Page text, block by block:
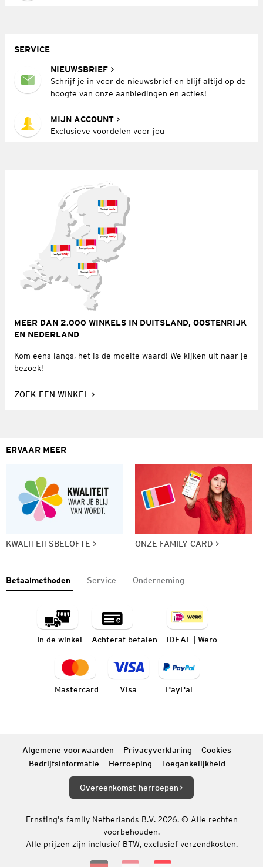
SERVICE
NIEUWSBRIEF
Schrijf je in voor de nieuwsbrief en blijf altijd op de
hoogte van onze aanbiedingen en acties!
MIJN ACCOUNT
Exclusieve voordelen voor jou
MEER DAN 2.000 WINKELS IN DUITSLAND, OOSTENRIJK
EN NEDERLAND
Kom eens langs, het is de moeite waard! We kijken uit naar je
bezoek!
ZOEK EEN WINKEL
ERVAAR MEER
KWALITEITSBELOFTE ONZE FAMILY CARD
Betaalmethoden Service Onderneming
In de winkel Achteraf betalen iDEAL | Wero
Mastercard Visa PayPal
Algemene voorwaarden Privacyverklaring
Cookies
Bedrijfsinformatie
Herroeping Toegankelijkheid
Overeenkomst herroepen
Ernsting's family Netherlands B.V. 2026. © Alle rechten
voorbehouden.
Alle prijzen zijn inclusief BTW, exclusief verzendkosten.